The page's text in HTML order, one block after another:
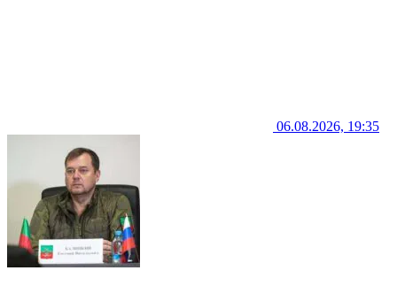
06.08.2026, 19:35